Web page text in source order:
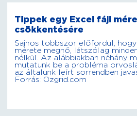
Tippek egy Excel fájl
csökkentésére
Sajnos többször előfordul, hogy
mérete megnő, látszólag
nélkül. Az alábbiakban néhány
mutatunk be a probléma
az általunk leírt sorrendben
Forrás: Ozgrid.com